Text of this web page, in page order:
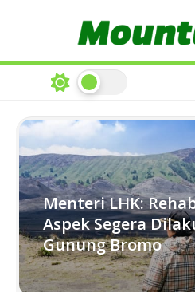
Menteri LHK:
Aspek Segera
Gunung Bromo